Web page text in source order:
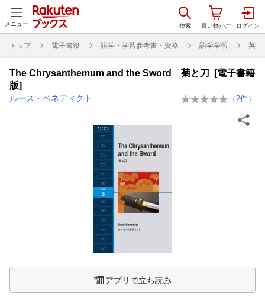
メニュー
トップ 電子書籍 語学・学習参考書・資格 語学学習 英語
The Chrysanthemum and the Sword 菊と刀 [電子書籍
版]
ルース・ベネディクト （2件）
アプリで立ち読み